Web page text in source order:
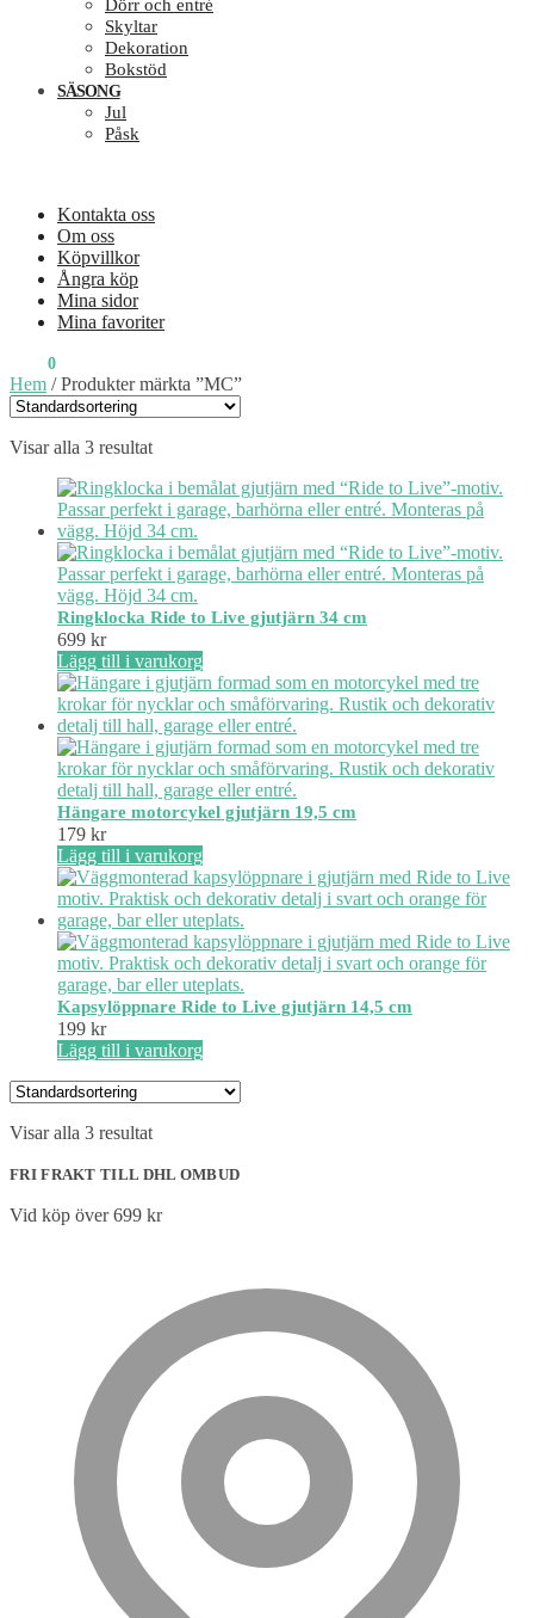
Dörr och entré
Skyltar
Dekoration
Bokstöd
SÄSONG
Jul
Påsk
Kontakta oss
Om oss
Köpvillkor
Ångra köp
Mina sidor
Mina favoriter
0
Hem /Produkter märkta ”MC”
Visar alla 3 resultat
Ringklocka Ride to Live gjutjärn 34 cm
699 kr
Lägg till i varukorg
Hängare motorcykel gjutjärn 19,5 cm
179 kr
Lägg till i varukorg
Kapsylöppnare Ride to Live gjutjärn 14,5 cm
199 kr
Lägg till i varukorg
Visar alla 3 resultat
FRI FRAKT TILL DHL OMBUD
Vid köp över 699 kr